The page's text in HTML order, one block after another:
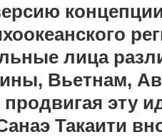
лица
Вьетнам,
продвигая эту
Такаити